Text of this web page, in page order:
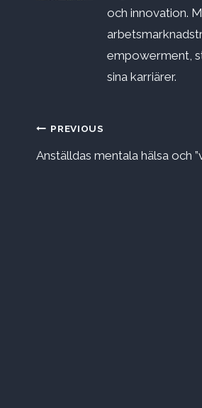
och innovation.
empowerment,
sina karriärer.
PREVIOUS
Anställdas mentala hälsa och